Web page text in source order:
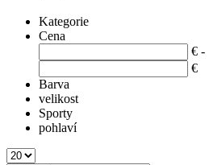
Kategorie
Cena
€ -
€
Barva
velikost
Sporty
pohlaví